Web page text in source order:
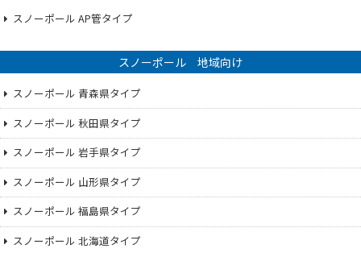
スノーポール AP管タイプ
スノーポール 地域向け
スノーポール 青森県タイプ
スノーポール 秋田県タイプ
スノーポール 岩手県タイプ
スノーポール 山形県タイプ
スノーポール 福島県タイプ
スノーポール 北海道タイプ